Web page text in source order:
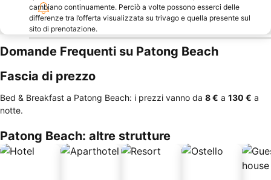
cambiano continuamente. Perciò a volte possono esserci delle
differenze tra l’offerta visualizzata su trivago e quella presente sul
sito di prenotazione.
Domande Frequenti su Patong Beach
Fascia di prezzo
Bed & Breakfast a Patong Beach: i prezzi vanno da ‎8 € a ‎130 € a
notte.
Patong Beach: altre strutture